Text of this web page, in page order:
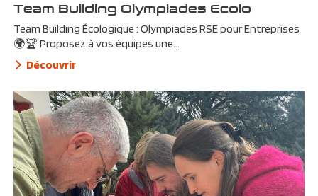
Team Building Olympiades Ecolo
Team Building Écologique : Olympiades RSE pour Entreprises
🌍🏆 Proposez à vos équipes une...
Découvrir